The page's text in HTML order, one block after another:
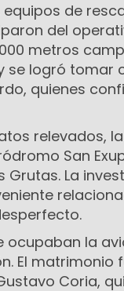
de
del
metros
se logró
quienes
relevados,
San
Grutas. La
ocupaban la
El matrimonio
Coria,